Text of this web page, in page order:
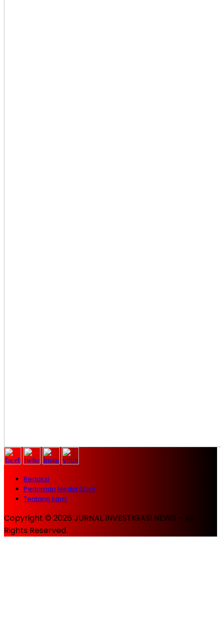
Redaksi
Pedoman Media Siber
Tentang kami
Copyright © 2026 JURNAL INVESTIGASI NEWS - All
Rights Reserved